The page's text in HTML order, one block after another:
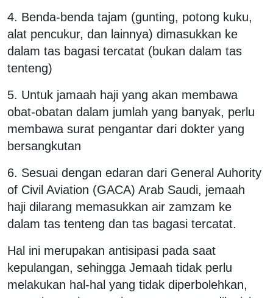
4. Benda-benda tajam (gunting, potong kuku,
alat pencukur, dan lainnya) dimasukkan ke
dalam tas bagasi tercatat (bukan dalam tas
tenteng)
5. Untuk jamaah haji yang akan membawa
obat-obatan dalam jumlah yang banyak, perlu
membawa surat pengantar dari dokter yang
bersangkutan
6. Sesuai dengan edaran dari General Auhority
of Civil Aviation (GACA) Arab Saudi, jemaah
haji dilarang memasukkan air zamzam ke
dalam tas tenteng dan tas bagasi tercatat.
Hal ini merupakan antisipasi pada saat
kepulangan, sehingga Jemaah tidak perlu
melakukan hal-hal yang tidak diperbolehkan,